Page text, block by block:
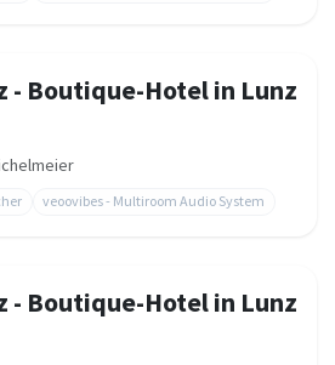
- Boutique-Hotel in Lunz
veoovibes - Multiroom Audio System
- Boutique-Hotel in Lunz